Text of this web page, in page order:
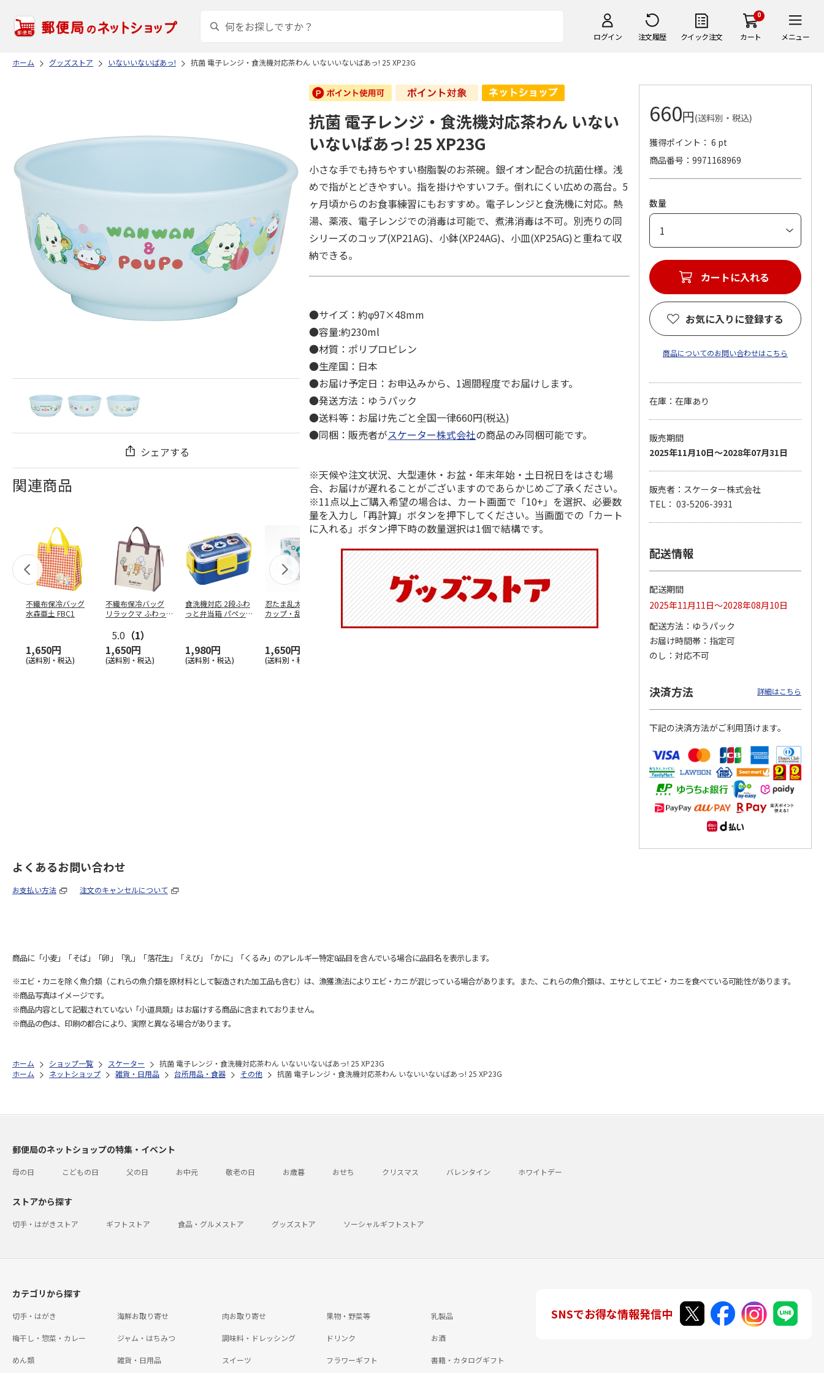
ログイン 注文履歴 クイック注文
0
カート メニュー
ホーム グッズストア いないいないばあっ! 抗菌 電子レンジ・食洗機対応茶わん いないいないばあっ! 25 XP23G
シェアする
関連商品
不織布保冷バッグ
水森亜土 FBC1
1,650円
(送料別・税込)
不織布保冷バッグ
リラックマ ふわっ
5.0 （1）
1,650円
(送料別・税込)
食洗機対応 2段ふわ
っと弁当箱 パペッ
1,980円
(送料別・税込)
忍たま乱太郎 マグ
カップ・乱太郎・き
1,650円
(送料別・税込)
抗菌食洗機対応 ふ
わっと弁当箱 530ml
水森亜土 PF …
マスコット入りドリ
ンクボトル ハロー
キティ PSPR5MC
陶器ダイカットマグ
カップ ポムポムプ
リン CHMGD4
コーデュロイ生地ラ
ンチバッグ ハロー
キティ KCOB2
ふわっとフタタイト
パペットスンスン
R…
1,485円
(送料別・税込)
八角形ステンレスマ
抗菌 電子レンジ・食洗機対応茶わん いない
いないばあっ! 25 XP23G
小さな手でも持ちやすい樹脂製のお茶碗。銀イオン配合の抗菌仕様。浅
めで指がとどきやすい。指を掛けやすいフチ。倒れにくい広めの高台。5
ヶ月頃からのお食事練習にもおすすめ。電子レンジと食洗機に対応。熱
湯、薬液、電子レンジでの消毒は可能で、煮沸消毒は不可。別売りの同
シリーズのコップ(XP21AG)、小鉢(XP24AG)、小皿(XP25AG)と重ねて収
納できる。
●サイズ：約φ97×48mm
●容量:約230ml
●材質：ポリプロピレン
●生産国：日本
●お届け予定日：お申込みから、1週間程度でお届けします。
●発送方法：ゆうパック
●送料等：お届け先ごと全国一律660円(税込)
●同梱：販売者がスケーター株式会社の商品のみ同梱可能です。
※天候や注文状況、大型連休・お盆・年末年始・土日祝日をはさむ場
合、お届けが遅れることがございますのであらかじめご了承ください。
※11点以上ご購入希望の場合は、カート画面で「10+」を選択、必要数
量を入力し「再計算」ボタンを押下してください。当画面での「カート
に入れる」ボタン押下時の数量選択は1個で結構です。
660円(送料別・税込)
獲得ポイント： 6 pt
商品番号
9971168969
数量
カートに入れる
お気に入りに登録する
商品についてのお問い合わせはこちら
在庫：在庫あり
販売期間
2025年11月10日～2028年07月31日
販売者：スケーター株式会社
TEL： 03-5206-3931
配送情報
配送期間
2025年11月11日～2028年08月10日
配送方法
ゆうパック
お届け時間帯
指定可
のし
対応不可
決済方法 詳細はこちら
下記の決済方法がご利用頂けます。
よくあるお問い合わせ
お支払い方法 注文のキャンセルについて
商品に「小麦」「そば」「卵」「乳」「落花生」「えび」「かに」「くるみ」のアレルギー特定8品目を含んでいる場合に品目名を表示します。
※エビ・カニを除く魚介類（これらの魚介類を原材料として製造された加工品も含む）は、漁獲漁法によりエビ・カニが混じっている場合があります。また、これらの魚介類は、エサとしてエビ・カニを食べている可能性があります。
※商品写真はイメージです。
※商品内容として記載されていない「小道具類」はお届けする商品に含まれておりません。
※商品の色は、印刷の都合により、実際と異なる場合があります。
ホーム ショップ一覧 スケーター
抗菌 電子レンジ・食洗機対応茶わん いないいないばあっ! 25 XP23G
ホーム
ネットショップ 雑貨・日用品 台所用品・食器 その他 抗菌 電子レンジ・食洗機対応茶わん いないいないばあっ! 25 XP23G
郵便局のネットショップの特集・イベント
母の日 こどもの日 父の日 お中元 敬老の日 お歳暮 おせち クリスマス バレンタイン ホワイトデー
ストアから探す
切手・はがきストア ギフトストア 食品・グルメストア グッズストア ソーシャルギフトストア
カテゴリから探す
切手・はがき 海鮮お取り寄せ 肉お取り寄せ 果物・野菜等 乳製品
梅干し・惣菜・カレー ジャム・はちみつ 調味料・ドレッシング ドリンク お酒
めん類 雑貨・日用品 スイーツ フラワーギフト 書籍・カタログギフト
SNSでお得な情報発信中